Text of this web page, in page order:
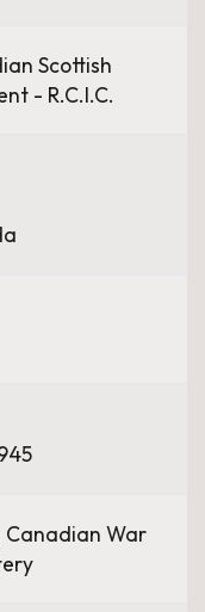
Scottish
- R.C.I.C.
Canadian War